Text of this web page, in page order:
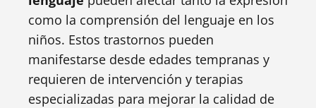
como la comprensión del lenguaje en los
niños. Estos trastornos pueden
manifestarse desde edades tempranas y
requieren de intervención y terapias
especializadas para mejorar la calidad de